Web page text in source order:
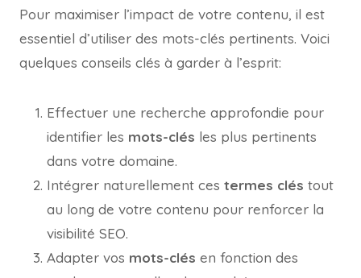
Pour maximiser l’impact de votre contenu, il est
essentiel d’utiliser des mots-clés pertinents. Voici
quelques conseils clés à garder à l’esprit:
Effectuer une recherche approfondie pour
identifier les mots-clés les plus pertinents
dans votre domaine.
Intégrer naturellement ces termes clés tout
au long de votre contenu pour renforcer la
visibilité SEO.
Adapter vos mots-clés en fonction des